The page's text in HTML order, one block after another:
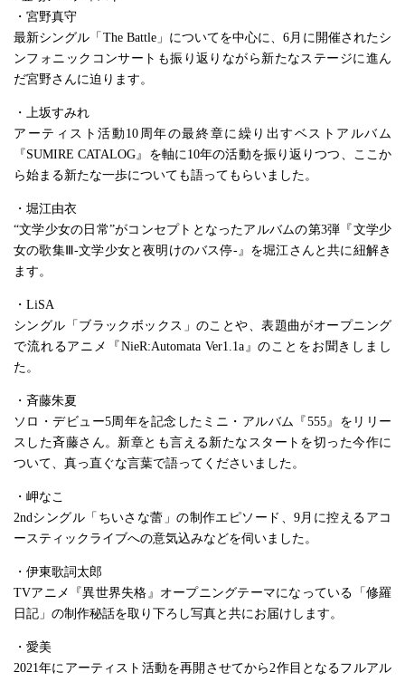
・宮野真守
最新シングル「The Battle」についてを中心に、6月に開催されたシ
ンフォニックコンサートも振り返りながら新たなステージに進ん
だ宮野さんに迫ります。
・上坂すみれ
アーティスト活動10周年の最終章に繰り出すベストアルバム
『SUMIRE CATALOG』を軸に10年の活動を振り返りつつ、ここか
ら始まる新たな一歩についても語ってもらいました。
・堀江由衣
“文学少女の日常”がコンセプトとなったアルバムの第3弾『文学少
女の歌集Ⅲ-文学少女と夜明けのバス停-』を堀江さんと共に紐解き
ます。
・LiSA
シングル「ブラックボックス」のことや、表題曲がオープニング
で流れるアニメ『NieR:Automata Ver1.1a』のことをお聞きしまし
た。
・斉藤朱夏
ソロ・デビュー5周年を記念したミニ・アルバム『555』をリリー
スした斉藤さん。新章とも言える新たなスタートを切った今作に
ついて、真っ直ぐな言葉で語ってくださいました。
・岬なこ
2ndシングル「ちいさな蕾」の制作エピソード、9月に控えるアコ
ースティックライブへの意気込みなどを伺いました。
・伊東歌詞太郎
TVアニメ『異世界失格』オープニングテーマになっている「修羅
日記」の制作秘話を取り下ろし写真と共にお届けします。
・愛美
2021年にアーティスト活動を再開させてから2作目となるフルアル